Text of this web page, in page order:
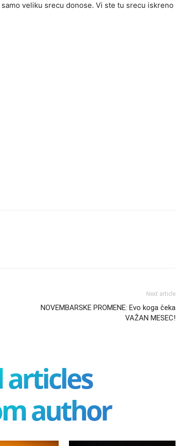
veliku srecu donose. Vi ste tu srecu iskreno
Next article
NOVEMBARSKE PROMENE: Evo koga čeka
VAŽAN MESEC!
author